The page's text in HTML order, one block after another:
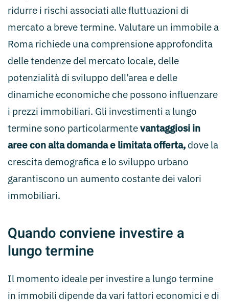
ridurre i rischi associati alle fluttuazioni di
mercato a breve termine. Valutare un immobile a
Roma richiede una comprensione approfondita
delle tendenze del mercato locale, delle
potenzialità di sviluppo dell’area e delle
dinamiche economiche che possono influenzare
i prezzi immobiliari. Gli investimenti a lungo
termine sono particolarmentevantaggiosi in
aree con alta domanda e limitata offerta, dove la
crescita demografica e lo sviluppo urbano
garantiscono un aumento costante dei valori
immobiliari.
Quando conviene investire a
lungo termine
Il momento ideale per investire a lungo termine
in immobili dipende da vari fattori economici e di